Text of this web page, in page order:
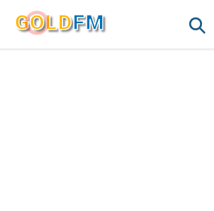
GOLDFM